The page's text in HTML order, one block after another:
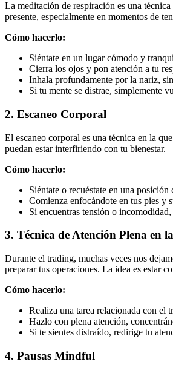
La meditación de respiración es una
presente, especialmente en momentos de
Cómo hacerlo:
Siéntate en un lugar cómodo y
Cierra los ojos y pon atención a tu
Inhala profundamente por la nariz,
Si tu mente se distrae, simplemente
2. Escaneo Corporal
El escaneo corporal es una técnica en la
puedan estar interfiriendo con tu bienestar.
Cómo hacerlo:
Siéntate o recuéstate en una posición
Comienza enfocándote en tus pies y
Si encuentras tensión o
3. Técnica de Atención Plena en
Durante el trading, muchas veces nos
preparar tus operaciones. La idea es estar
Cómo hacerlo:
Realiza una tarea relacionada con el
Hazlo con plena atención,
Si te sientes distraído, redirige tu
4. Pausas Mindful